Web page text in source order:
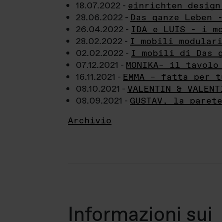
18.07.2022 - einrichten
28.06.2022 - Das ganze
26.04.2022 - IDA e LUIS - i
28.02.2022 - I mobili
02.02.2022 - I mobili di Das
07.12.2021 - MONIKA– il
16.11.2021 - EMMA – fatta
08.10.2021 - VALENTIN &
08.09.2021 - GUSTAV, la
Archivio
Informazioni sui